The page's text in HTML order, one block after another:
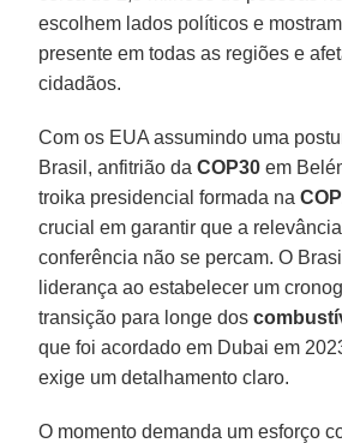
escolhem lados políticos e
presente em todas as regiões e
cidadãos.
Com os EUA assumindo uma
Brasil, anfitrião daCOP30 em
troika presidencial formada na
crucial em garantir que a
conferência não se percam. O
liderança ao estabelecer um
transição para longe dos
que foi acordado em Dubai em
exige um detalhamento claro.
O momento demanda um esforço